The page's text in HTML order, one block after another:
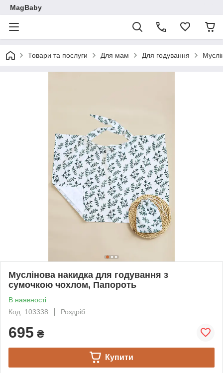
MagBaby
Товари та послуги Для мам Для годування
Муслінова накидка для годування з
сумочкою чохлом, Папороть
В наявності
Код: 103338
Роздріб
695 ₴
Купити